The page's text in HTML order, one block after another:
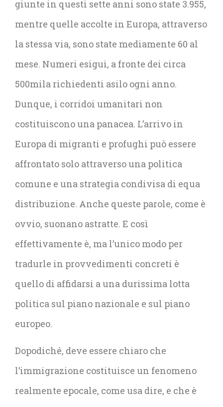
giunte in questi sette anni sono state 3.955,
mentre quelle accolte in Europa, attraverso
la stessa via, sono state mediamente 60 al
mese. Numeri esigui, a fronte dei circa
500mila richiedenti asilo ogni anno.
Dunque, i corridoi umanitari non
costituiscono una panacea. L’arrivo in
Europa di migranti e profughi può essere
affrontato solo attraverso una politica
comune e una strategia condivisa di equa
distribuzione. Anche queste parole, come è
ovvio, suonano astratte. E così
effettivamente è, ma l’unico modo per
tradurle in provvedimenti concreti è
quello di affidarsi a una durissima lotta
politica sul piano nazionale e sul piano
europeo.
Dopodiché, deve essere chiaro che
l’immigrazione costituisce un fenomeno
realmente epocale, come usa dire, e che è